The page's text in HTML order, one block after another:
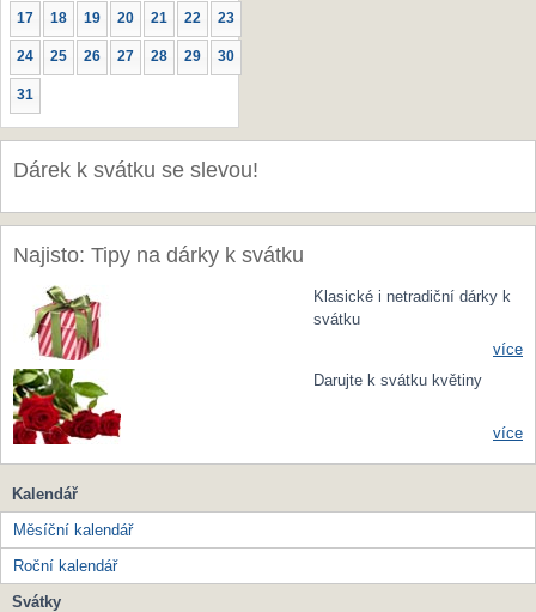
17 18 19 20 21 22 23
24 25 26 27 28 29 30
31
Dárek k svátku se slevou!
Najisto: Tipy na dárky k svátku
Klasické i netradiční dárky k
svátku
více
Darujte k svátku květiny
více
Kalendář
Měsíční kalendář
Roční kalendář
Svátky